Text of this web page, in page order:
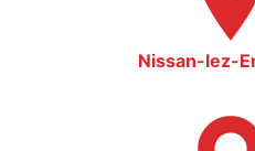
Nissan-lez-